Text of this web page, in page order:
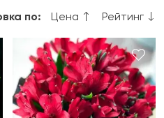
по: Цена Рейтинг